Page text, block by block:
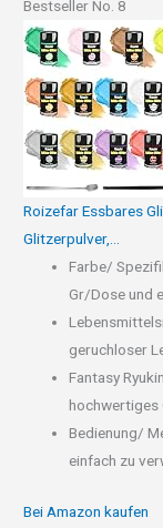
Bestseller No. 8
Roizefar Essbares
Glitzerpulver,...
Farbe/
Gr/Dose und
geruchloser
Fantasy
hochwertiges
Bedienung/
einfach zu
Bei Amazon kaufen